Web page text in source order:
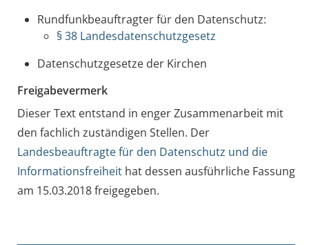
Rundfunkbeauftragter für den Datenschutz:
§ 38 Landesdatenschutzgesetz
Datenschutzgesetze der Kirchen
Freigabevermerk
Dieser Text entstand in enger Zusammenarbeit mit
den fachlich zuständigen Stellen. Der
Landesbeauftragte für den Datenschutz und die
Informationsfreiheithat dessen ausführliche Fassung
am 15.03.2018 freigegeben.